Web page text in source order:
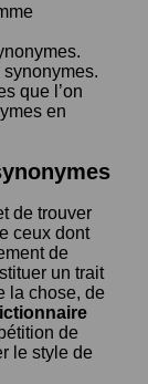
synonymes.
que l’on
en
de trouver
ceux dont
de
un trait
la chose, de
de
le style de